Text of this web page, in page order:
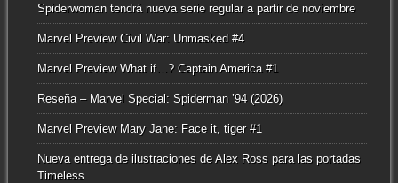
Spiderwoman tendrá nueva serie regular a partir de noviembre
Marvel Preview Civil War: Unmasked #4
Marvel Preview What if…? Captain America #1
Reseña – Marvel Special: Spiderman ’94 (2026)
Marvel Preview Mary Jane: Face it, tiger #1
Nueva entrega de ilustraciones de Alex Ross para las portadas
Timeless